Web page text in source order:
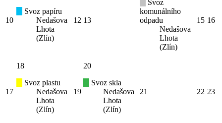
10
Svoz papíru
Nedašova
Lhota
(Zlín)
12 13
Svoz
komunálního
odpadu
Nedašova
Lhota
(Zlín)
15 16
17
18
Svoz plastu
Nedašova
Lhota
(Zlín)
19
20
Svoz skla
Nedašova
Lhota
(Zlín)
21 22 23